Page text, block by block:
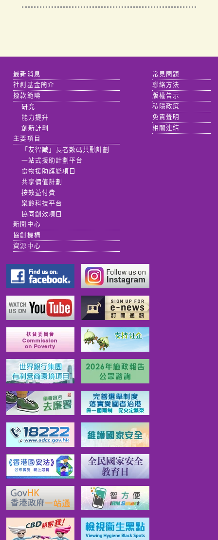
最新消息
社創基金簡介
撥款範疇
研究
能力提升
創新計劃
主要項目
「友智識」長者數碼共融計劃
一站式援助計劃平台
食物援助旗艦項目
共享價值計劃
按效益付費
樂齡科技平台
協同創效項目
新聞中心
協創機構
資源中心
常見問題
聯絡方法
版權告示
私隱政策
免責聲明
相關連結